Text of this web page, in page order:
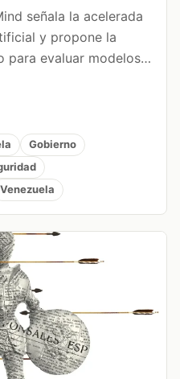
señala la acelerada
y propone la
para evaluar modelos…
Gobierno
Venezuela